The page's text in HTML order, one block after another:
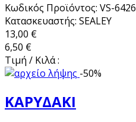
Κωδικός Προϊόντος: VS-6426
Κατασκευαστής: SEALEY
13,00 €
6,50 €
Τιμή / Κιλά :
-50%
ΚΑΡΥΔΑΚΙ